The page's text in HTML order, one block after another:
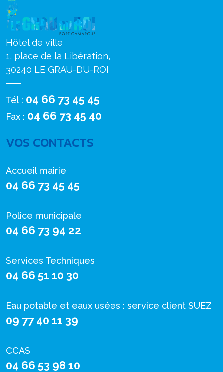
Hôtel de ville
1, place de la Libération,
30240 LE GRAU-DU-ROI
Tél : 04 66 73 45 45
Fax : 04 66 73 45 40
VOS CONTACTS
Accueil mairie
04 66 73 45 45
Police municipale
04 66 73 94 22
Services Techniques
04 66 51 10 30
Eau potable et eaux usées : service client SUEZ
09 77 40 11 39
CCAS
04 66 53 98 10